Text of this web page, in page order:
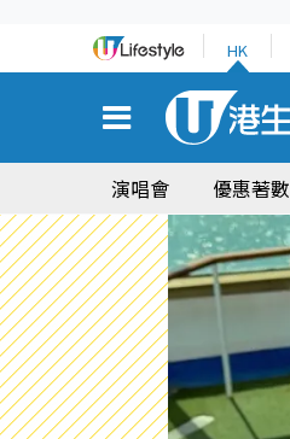
HK
演唱會 優惠著數